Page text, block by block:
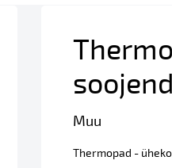
Muu
Thermopad -